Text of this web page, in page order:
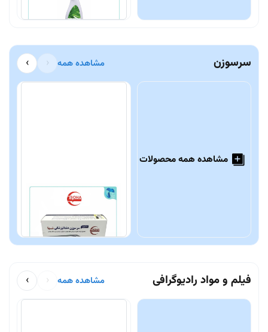
سرسوزن مشاهده همه ‹
›
مشاهده همه محصولات
سرسوزن دندانپزشکی سها
Soha
1,150,000 تومان
فیلم و مواد رادیوگرافی مشاهده همه ‹
›